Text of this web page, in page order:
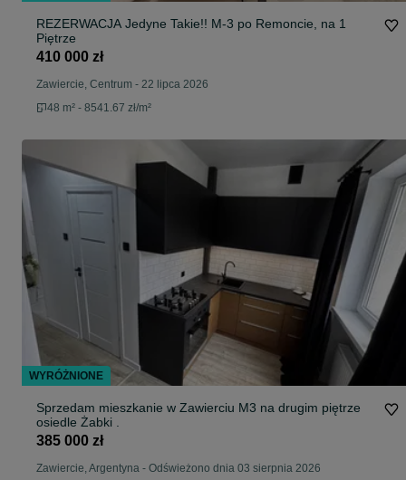
REZERWACJA Jedyne Takie!! M-3 po Remoncie, na 1
Piętrze
410 000 zł
Zawiercie, Centrum - 22 lipca 2026
48 m² - 8541.67 zł/m²
Sprzedam mieszkanie w Zawierciu M3 na drugim piętrze
osiedle Żabki .
385 000 zł
Zawiercie, Argentyna - Odświeżono dnia 03 sierpnia 2026
WYRÓŻNIONE